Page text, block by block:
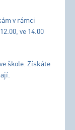
v rámci
ve 14.00
škole. Získáte